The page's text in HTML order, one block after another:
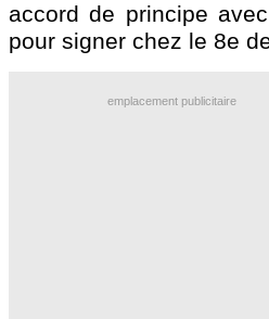
accord de principe
pour signer chez le 8e
emplacement publicitaire